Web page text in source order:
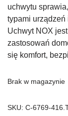
uchwytu
typami urządzeń
Uchwyt NOX
zastosowań
się komfort,
Brak w magazynie
SKU: C-6769-